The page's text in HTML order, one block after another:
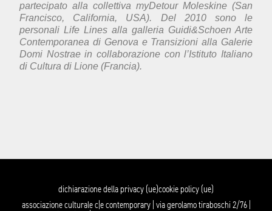
partecipato alla collettiva myDetour Moleskine (San
Francisco, California, USA). Del 2010 sono le
personali Life Lines alla galleria Guidi&Schoen Arte
Contemporanea di Genova e Transizioni alla Galerie
Domi Nostrae in collaborazione con l’Istituto Italiano
di Cultura di Lione (Francia).
dichiarazione della privacy (ue)cookie policy (ue)
associazione culturale c|e contemporary | via gerolamo tiraboschi 2/76 |